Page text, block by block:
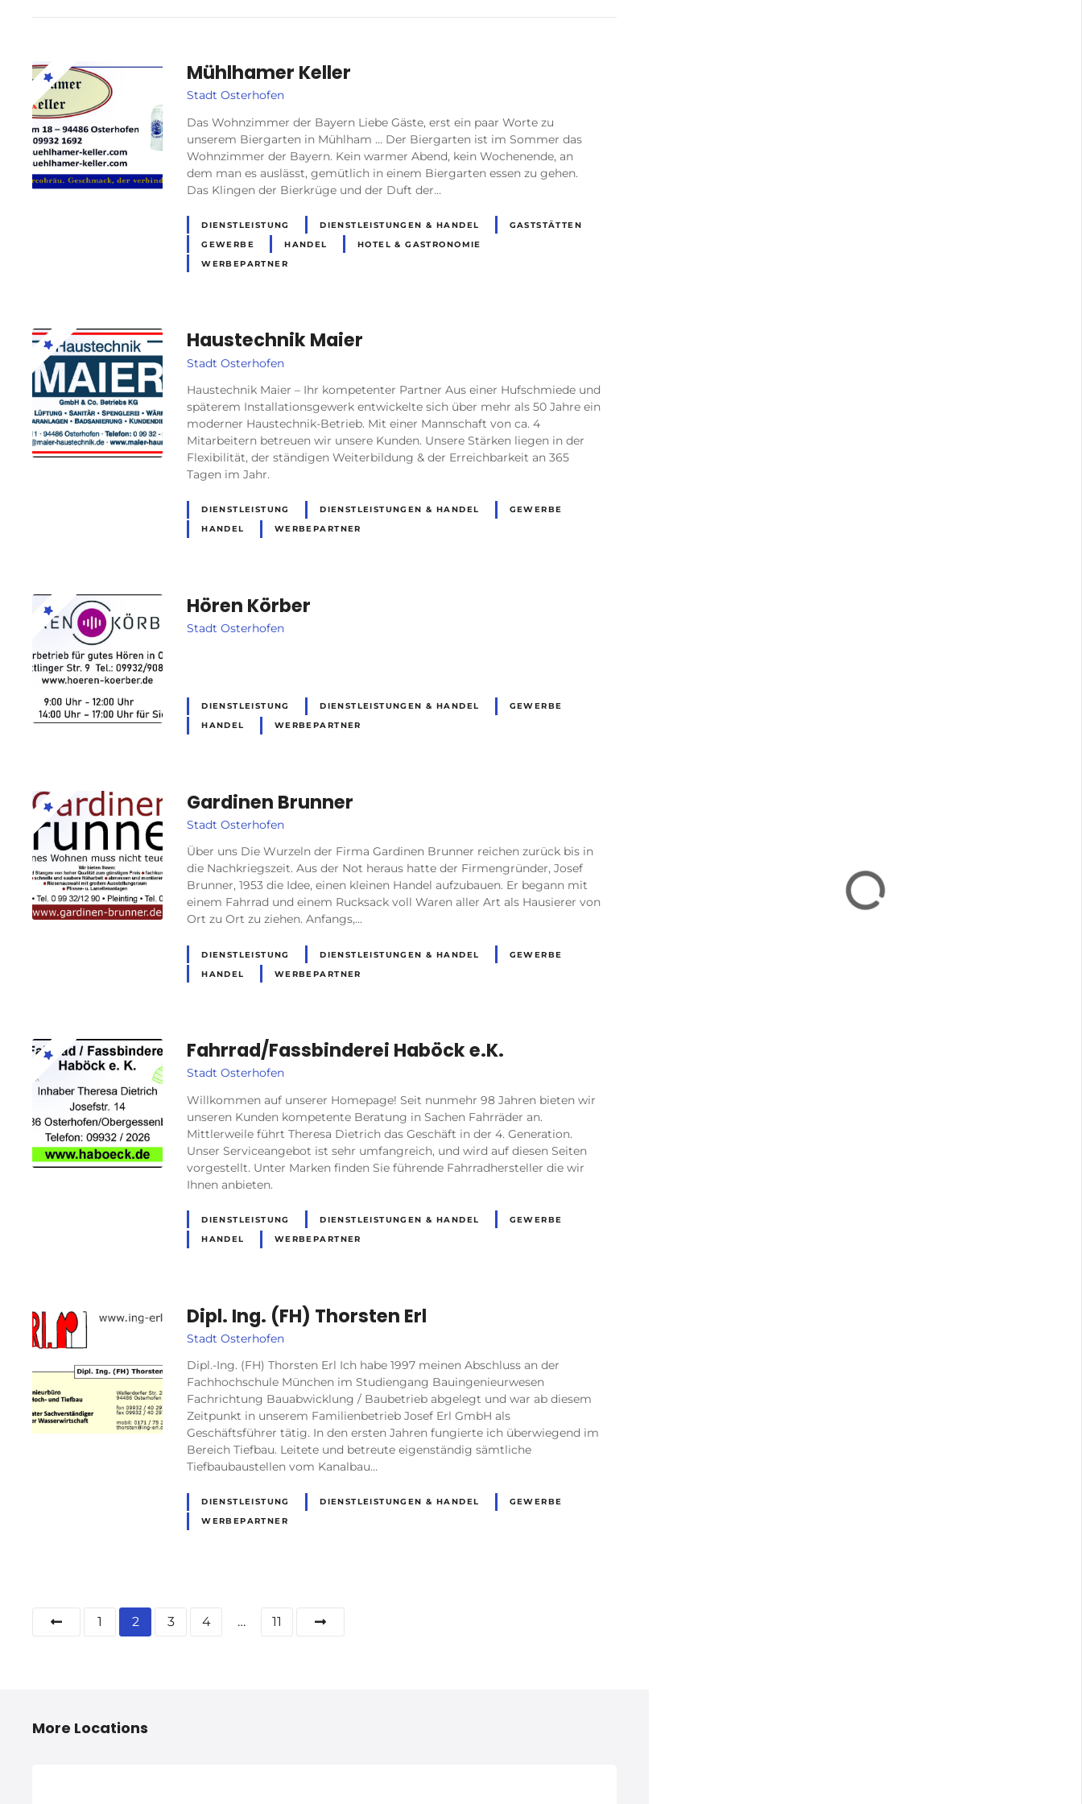
Mühlhamer Keller
Stadt Osterhofen
Das Wohnzimmer der Bayern Liebe Gäste, erst ein paar Worte zu
unserem Biergarten in Mühlham … Der Biergarten ist im Sommer das
Wohnzimmer der Bayern. Kein warmer Abend, kein Wochenende, an
dem man es auslässt, gemütlich in einem Biergarten essen zu gehen.
Das Klingen der Bierkrüge und der Duft der…
DIENSTLEISTUNG DIENSTLEISTUNGEN & HANDEL
GASTSTÄTTEN
GEWERBE
HANDEL
HOTEL & GASTRONOMIE
WERBEPARTNER
Haustechnik Maier
Stadt Osterhofen
Haustechnik Maier – Ihr kompetenter Partner Aus einer Hufschmiede und
späterem Installationsgewerk entwickelte sich über mehr als 50 Jahre ein
moderner Haustechnik-Betrieb. Mit einer Mannschaft von ca. 4
Mitarbeitern betreuen wir unsere Kunden. Unsere Stärken liegen in der
Flexibilität, der ständigen Weiterbildung & der Erreichbarkeit an 365
Tagen im Jahr.
DIENSTLEISTUNG DIENSTLEISTUNGEN & HANDEL
GEWERBE
HANDEL
WERBEPARTNER
Hören Körber
Stadt Osterhofen
DIENSTLEISTUNG DIENSTLEISTUNGEN & HANDEL
GEWERBE
HANDEL
WERBEPARTNER
Gardinen Brunner
Stadt Osterhofen
Über uns Die Wurzeln der Firma Gardinen Brunner reichen zurück bis in
die Nachkriegszeit. Aus der Not heraus hatte der Firmengründer, Josef
Brunner, 1953 die Idee, einen kleinen Handel aufzubauen. Er begann mit
einem Fahrrad und einem Rucksack voll Waren aller Art als Hausierer von
Ort zu Ort zu ziehen. Anfangs,…
DIENSTLEISTUNG DIENSTLEISTUNGEN & HANDEL
GEWERBE
HANDEL
WERBEPARTNER
Fahrrad/Fassbinderei Haböck e.K.
Stadt Osterhofen
Willkommen auf unserer Homepage! Seit nunmehr 98 Jahren bieten wir
unseren Kunden kompetente Beratung in Sachen Fahrräder an.
Mittlerweile führt Theresa Dietrich das Geschäft in der 4. Generation.
Unser Serviceangebot ist sehr umfangreich, und wird auf diesen Seiten
vorgestellt. Unter Marken finden Sie führende Fahrradhersteller die wir
Ihnen anbieten.
DIENSTLEISTUNG DIENSTLEISTUNGEN & HANDEL
GEWERBE
HANDEL
WERBEPARTNER
Dipl. Ing. (FH) Thorsten Erl
Stadt Osterhofen
Dipl.-Ing. (FH) Thorsten Erl Ich habe 1997 meinen Abschluss an der
Fachhochschule München im Studiengang Bauingenieurwesen
Fachrichtung Bauabwicklung / Baubetrieb abgelegt und war ab diesem
Zeitpunkt in unserem Familienbetrieb Josef Erl GmbH als
Geschäftsführer tätig. In den ersten Jahren fungierte ich überwiegend im
Bereich Tiefbau. Leitete und betreute eigenständig sämtliche
Tiefbaubaustellen vom Kanalbau…
DIENSTLEISTUNG DIENSTLEISTUNGEN & HANDEL
GEWERBE
WERBEPARTNER
t
1 2 3 4 … 11
More Locations